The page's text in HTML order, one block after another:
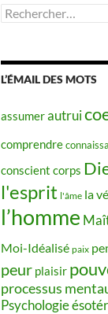
Rechercher :
L’ÉMAIL DES MOTS
assumerautrui
comprendre
conscient corps
l'esprit l'âme la
l’homme
Moi-Idéalisé paix
peur plaisir
processus
Psychologie